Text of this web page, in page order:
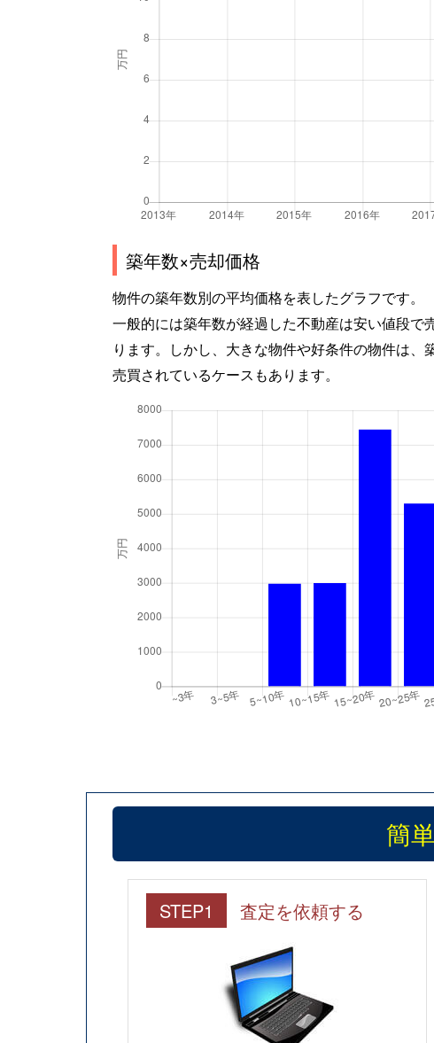
築年数×売却価格
物件の築年数別の平均価格を表したグラフです。
一般的には築年数が経過した不動産は安い値段で
ります。しかし、大きな物件や好条件の物件は、
売買されているケースもあります。
簡
STEP1 査定を依頼する